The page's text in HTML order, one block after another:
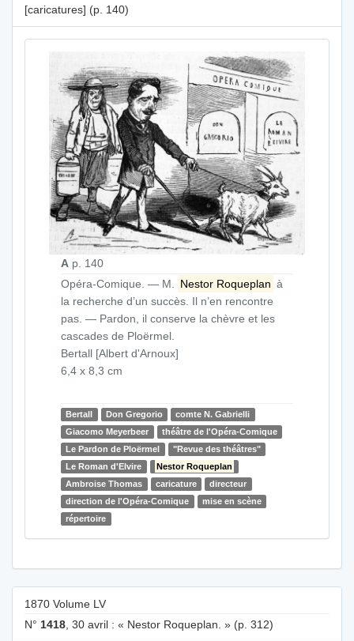
[caricatures] (p. 140)
A p. 140
Opéra-Comique. — M. Nestor Roqueplan à
la recherche d’un succès. Il n’en rencontre
pas. — Pardon, il conserve la chèvre et les
cascades de Ploërmel.
Bertall [Albert d'Arnoux]
6,4 x 8,3 cm
Bertall Don Gregorio
comte N. Gabrielli
Giacomo Meyerbeer
théâtre de l'Opéra-Comique
Le Pardon de Ploërmel
"Revue des théâtres"
Le Roman d'Elvire
Nestor Roqueplan
Ambroise Thomas
caricature
directeur
direction de l'Opéra-Comique
mise en scène
répertoire
1870 Volume LV
N° 1418 , 30 avril : « Nestor Roqueplan. » (p. 312)